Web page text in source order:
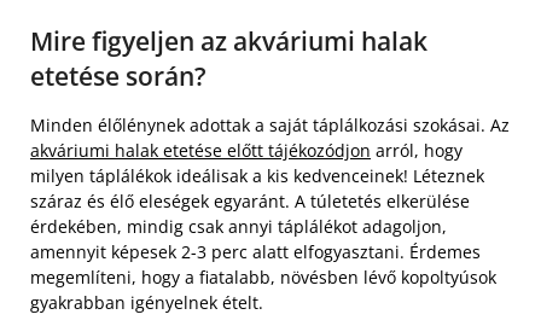
Mire figyeljen az akváriumi halak
etetése során?
Minden élőlénynek adottak a saját táplálkozási szokásai. Az
akváriumi halak etetése előtt tájékozódjon arról, hogy
milyen táplálékok ideálisak a kis kedvenceinek! Léteznek
száraz és élő eleségek egyaránt. A túletetés elkerülése
érdekében, mindig csak annyi táplálékot adagoljon,
amennyit képesek 2-3 perc alatt elfogyasztani. Érdemes
megemlíteni, hogy a fiatalabb, növésben lévő kopoltyúsok
gyakrabban igényelnek ételt.